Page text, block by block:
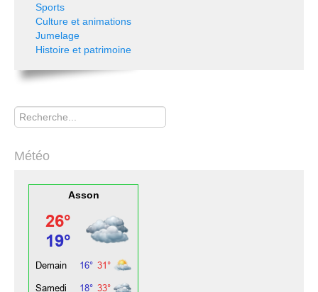
Sports
Culture et animations
Jumelage
Histoire et patrimoine
Rechercher
Météo
Asson